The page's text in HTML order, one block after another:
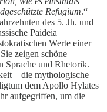
Refugium.“
des 5. Jh. und
Paideia
Werte einer
zeigen schöne
Sprache und Rhetorik.
– die mythologische
dem Apollo Hylates
aufgegriffen, um die